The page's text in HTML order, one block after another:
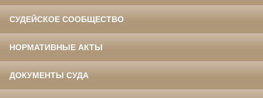
СУДЕЙСКОЕ СООБЩЕСТВО
НОРМАТИВНЫЕ АКТЫ
ДОКУМЕНТЫ СУДА